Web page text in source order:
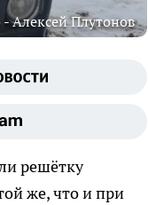
Алексей Плутонов
решётку
же, что и при